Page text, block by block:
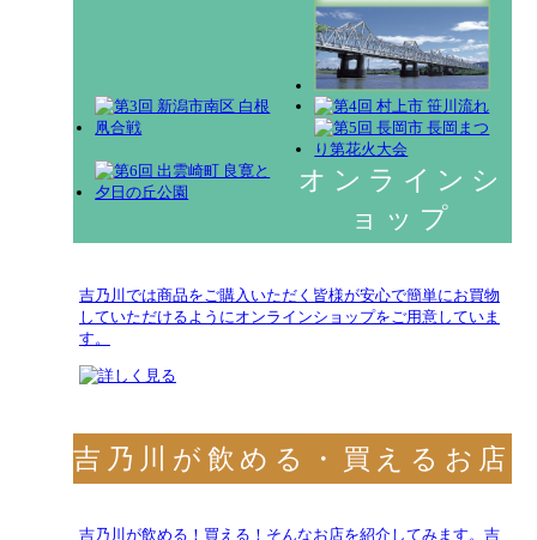
オンラインシ
ョップ
吉乃川では商品をご購入いただく皆様が安心で簡単にお買物
していただけるようにオンラインショップをご用意していま
す。
吉乃川が飲める・買えるお店
吉乃川が飲める！買える！そんなお店を紹介してみます。吉